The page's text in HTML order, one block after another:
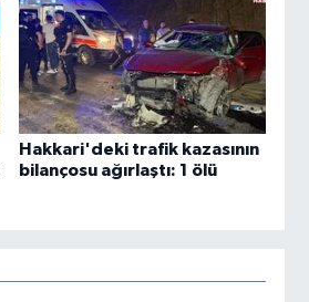
Hakkari'deki trafik kazasının
bilançosu ağırlaştı: 1 ölü